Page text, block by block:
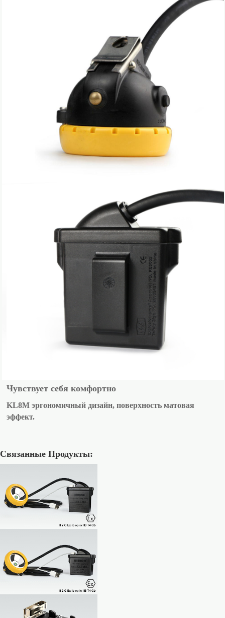
Чувствует себя комфортно
KL8M эргономичный дизайн, поверхность матовая
эффект.
Связанные Продукты: